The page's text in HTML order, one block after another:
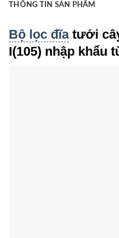
THÔNG TIN SẢN PHẨM
Bộ lọc đĩatưới
I(105) nhập khẩu